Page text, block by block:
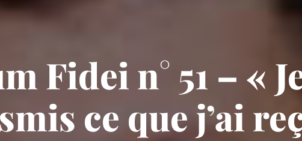
Fidei n° 51 – «
ce que j’ai